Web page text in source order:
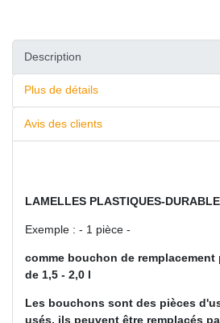
Description
Plus de détails
Avis des clients
LAMELLES PLASTIQUES-
Exemple : - 1 pièce -
comme bouchon de
de 1,5 - 2,0 l
Les bouchons sont des pièces
usés, ils peuvent être remplacés